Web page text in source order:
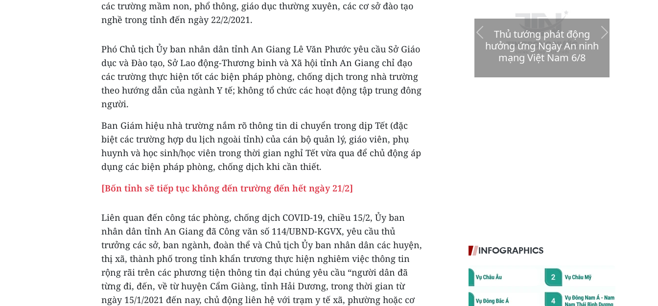
các trường mầm non, phổ thông, giáo dục thường xuyên, các cơ sở đào tạo
nghề trong tỉnh đến ngày 22/2/2021.
Phó Chủ tịch Ủy ban nhân dân tỉnh An Giang Lê Văn Phước yêu cầu Sở Giáo
dục và Đào tạo, Sở Lao động-Thương binh và Xã hội tỉnh An Giang chỉ đạo
các trường thực hiện tốt các biện pháp phòng, chống dịch trong nhà trường
theo hướng dẫn của ngành Y tế; không tổ chức các hoạt động tập trung đông
người.
Ban Giám hiệu nhà trường nắm rõ thông tin di chuyển trong dịp Tết (đặc
biệt các trường hợp du lịch ngoài tỉnh) của cán bộ quản lý, giáo viên, phụ
huynh và học sinh/học viên trong thời gian nghỉ Tết vừa qua để chủ động áp
dụng các biện pháp phòng, chống dịch khi cần thiết.
[Bốn tỉnh sẽ tiếp tục không đến trường đến hết ngày 21/2]
Liên quan đến công tác phòng, chống dịch COVID-19, chiều 15/2, Ủy ban
nhân dân tỉnh An Giang đã Công văn số 114/UBND-KGVX, yêu cầu thủ
trưởng các sở, ban ngành, đoàn thể và Chủ tịch Ủy ban nhân dân các huyện,
thị xã, thành phố trong tỉnh khẩn trương thực hiện nghiêm việc thông tin
rộng rãi trên các phương tiện thông tin đại chúng yêu cầu “người dân đã
từng đi, đến, về từ huyện Cẩm Giàng, tỉnh Hải Dương, trong thời gian từ
ngày 15/1/2021 đến nay, chủ động liên hệ với trạm y tế xã, phường hoặc cơ
INFOGRAPHICS